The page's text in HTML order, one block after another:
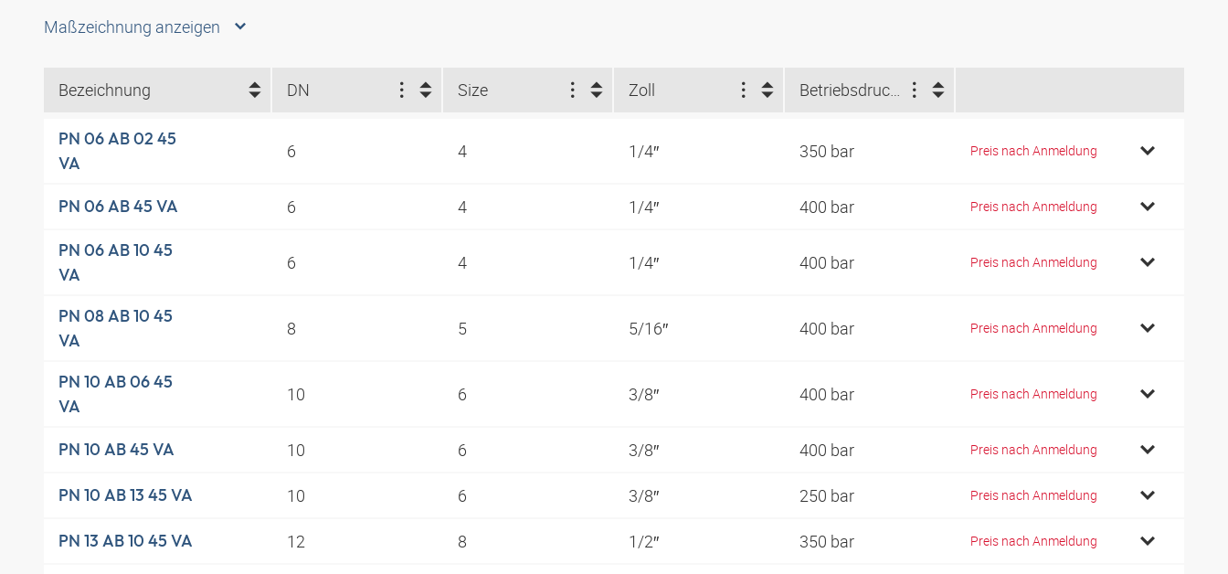
Maßzeichnung anzeigen
Bezeichnung DN Size Zoll Betriebsdruck (bar)
PN 06 AB 02 45
VA
6 4 1/4″ 350 bar Preis nach Anmeldung
PN 06 AB 45 VA 6 4 1/4″ 400 bar Preis nach Anmeldung
PN 06 AB 10 45
VA
6 4 1/4″ 400 bar Preis nach Anmeldung
PN 08 AB 10 45
VA
8 5 5/16″ 400 bar Preis nach Anmeldung
PN 10 AB 06 45
VA
10 6 3/8″ 400 bar Preis nach Anmeldung
PN 10 AB 45 VA 10 6 3/8″ 400 bar Preis nach Anmeldung
PN 10 AB 13 45 VA 10 6 3/8″ 250 bar Preis nach Anmeldung
PN 13 AB 10 45 VA 12 8 1/2″ 350 bar Preis nach Anmeldung